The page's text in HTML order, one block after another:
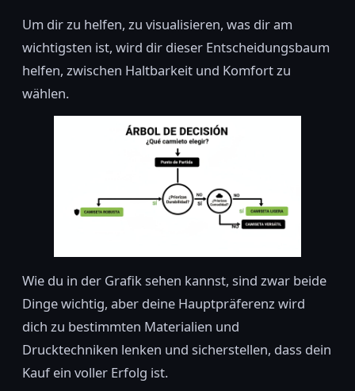
Um dir zu helfen, zu visualisieren, was dir am
wichtigsten ist, wird dir dieser Entscheidungsbaum
helfen, zwischen Haltbarkeit und Komfort zu
wählen.
Wie du in der Grafik sehen kannst, sind zwar beide
Dinge wichtig, aber deine Hauptpräferenz wird
dich zu bestimmten Materialien und
Drucktechniken lenken und sicherstellen, dass dein
Kauf ein voller Erfolg ist.